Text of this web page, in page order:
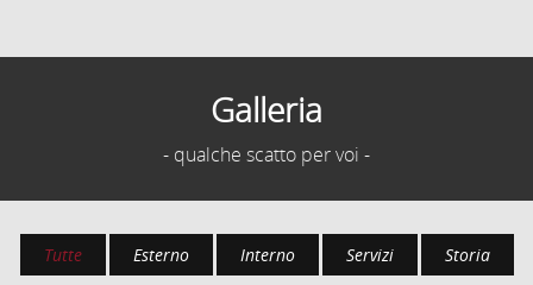
Galleria
- qualche scatto per voi -
Tutte Esterno Interno Servizi Storia